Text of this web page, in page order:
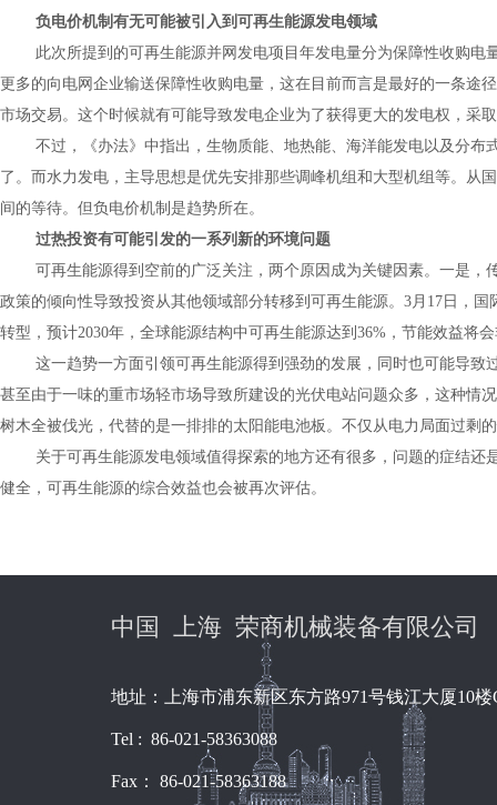
负电价机制有无可能被引入到可再生能源发电领域
此次所提到的可再生能源并网发电项目年发电量分为保障性收购
更多的向电网企业输送保障性收购电量，这在目前而言是最好的一条途
市场交易。这个时候就有可能导致发电企业为了获得更大的发电权，采取
不过，《办法》中指出，生物质能、地热能、海洋能发电以及分
了。而水力发电，主导思想是优先安排那些调峰机组和大型机组等。从
间的等待。但负电价机制是趋势所在。
过热投资有可能引发的一系列新的环境问题
可再生能源得到空前的广泛关注，两个原因成为关键因素。一是
政策的倾向性导致投资从其他领域部分转移到可再生能源。 3月 17 日，国
转型，预计2030年，全球能源结构中可再生能源达到 36% ，节能效益将
这一趋势一方面引领可再生能源得到强劲的发展，同时也可能导
甚至由于一味的重市场轻市场导致所建设的光伏电站问题众多，这种情
树木全被伐光，代替的是一排排的太阳能电池板。不仅从电力局面过剩
关于可再生能源发电领域值得探索的地方还有很多，问题的症结
健全，可再生能源的综合效益也会被再次评估。
中国 上海 荣商机械装备有限公司
地址：上海市浦东新区东方路971号钱江大厦10楼
Tel : 86-021-58363088
Fax： 86-021-58363188